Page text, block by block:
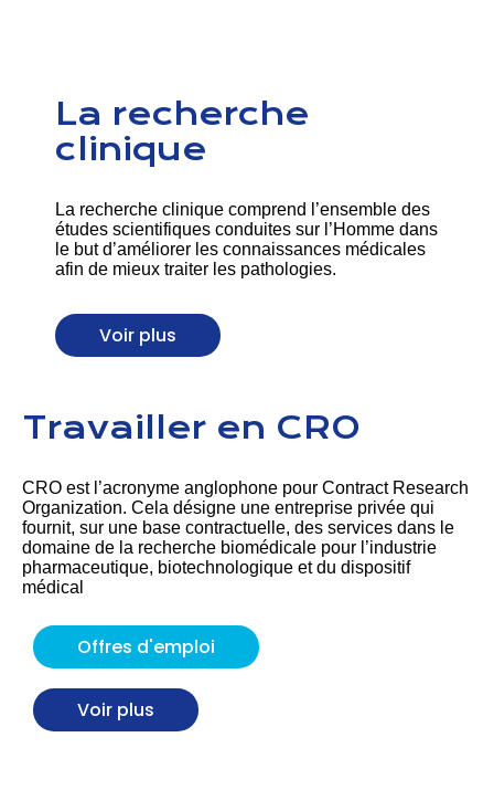
La recherche
clinique
La recherche clinique comprend l’ensemble des
études scientifiques conduites sur l’Homme dans
le but d’améliorer les connaissances médicales
afin de mieux traiter les pathologies.
Voir plus
Travailler en CRO
CRO est l’acronyme anglophone pour Contract Research
Organization. Cela désigne une entreprise privée qui
fournit, sur une base contractuelle, des services dans le
domaine de la recherche biomédicale pour l’industrie
pharmaceutique, biotechnologique et du dispositif
médical
Offres d'emploi
Voir plus